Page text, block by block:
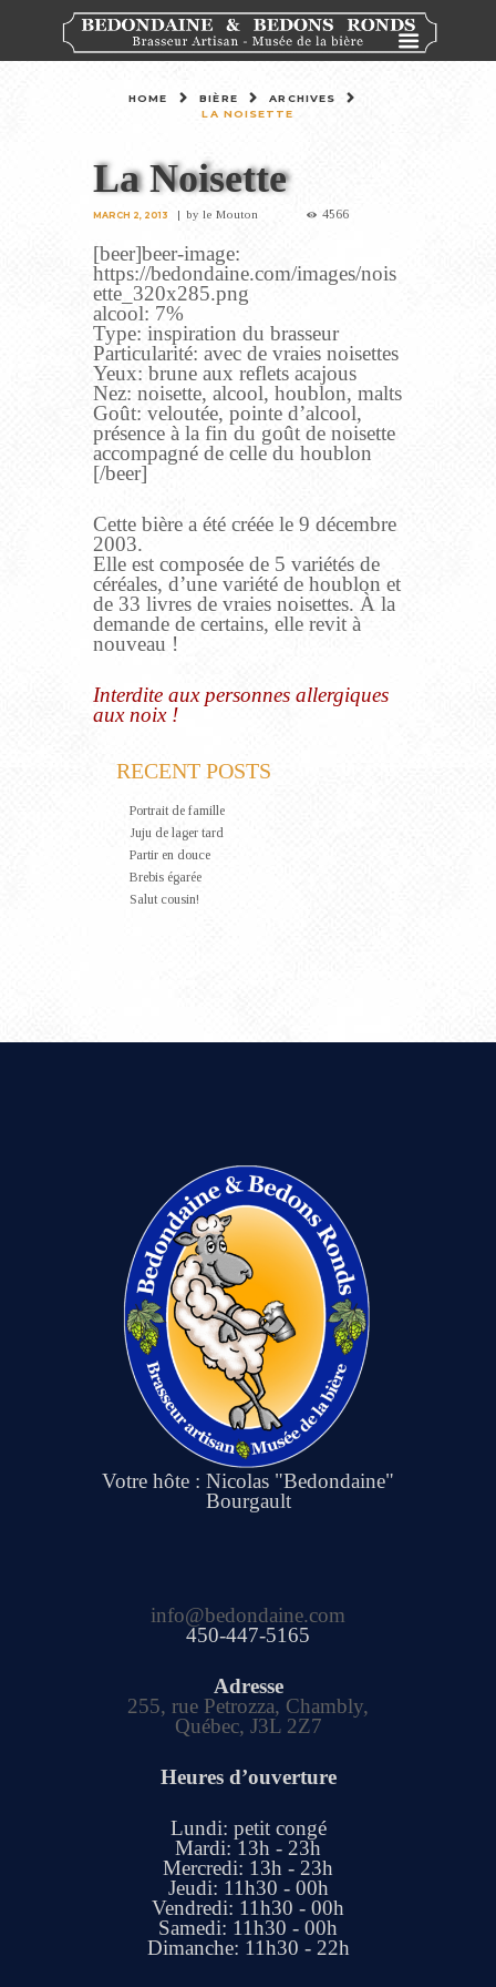
HOME BIÈRE
ARCHIVES
LA NOISETTE
La Noisette
MARCH 2, 2013 byle Mouton 4566
[beer]beer-image:
https://bedondaine.com/images/nois
ette_320x285.png
alcool: 7%
Type: inspiration du brasseur
Particularité: avec de vraies noisettes
Yeux: brune aux reflets acajous
Nez: noisette, alcool, houblon, malts
Goût: veloutée, pointe d’alcool,
présence à la fin du goût de noisette
accompagné de celle du houblon
[/beer]
Cette bière a été créée le 9 décembre
2003.
Elle est composée de 5 variétés de
céréales, d’une variété de houblon et
de 33 livres de vraies noisettes. À la
demande de certains, elle revit à
nouveau !
Interdite aux personnes allergiques
aux noix !
RECENT POSTS
Portrait de famille
Juju de lager tard
Partir en douce
Brebis égarée
Salut cousin!
Votre hôte : Nicolas "Bedondaine"
Bourgault
info@bedondaine.com
450-447-5165
Adresse
255, rue Petrozza, Chambly,
Québec, J3L 2Z7
Heures d’ouverture
Lundi: petit congé
Mardi: 13h - 23h
Mercredi: 13h - 23h
Jeudi: 11h30 - 00h
Vendredi: 11h30 - 00h
Samedi: 11h30 - 00h
Dimanche: 11h30 - 22h